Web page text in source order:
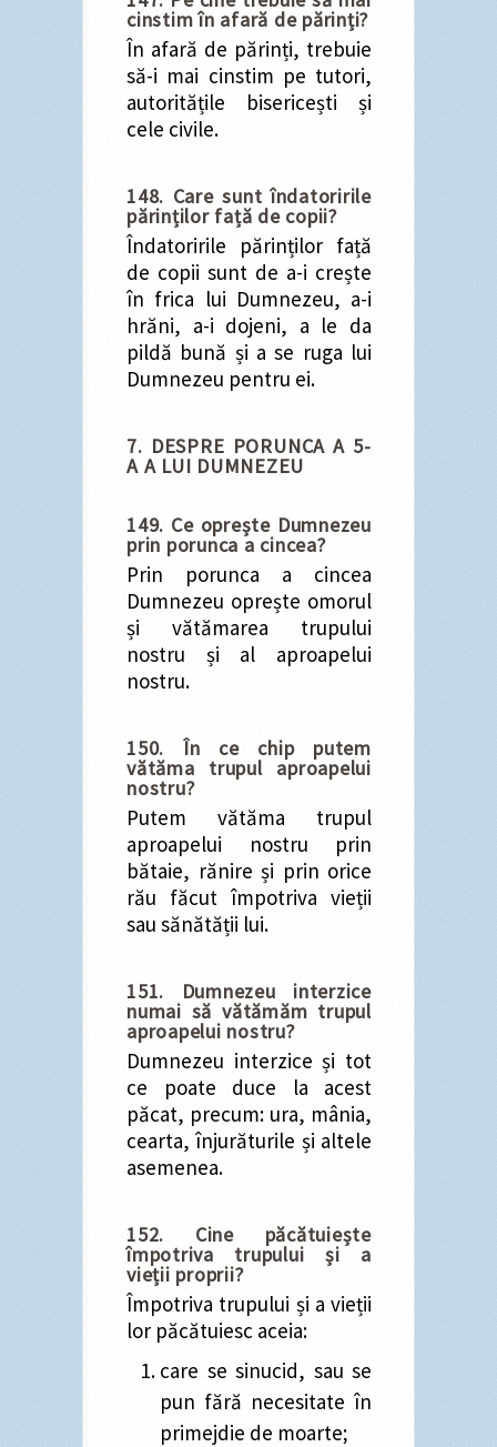
cinstim în afară de părinți?
În afară de părinți, trebuie
să-i mai cinstim pe tutori,
autoritățile bisericești și
cele civile.
148. Care sunt îndatoririle
părinților față de copii?
Îndatoririle părinților față
de copii sunt de a-i crește
în frica lui Dumnezeu, a-i
hrăni, a-i dojeni, a le da
pildă bună și a se ruga lui
Dumnezeu pentru ei.
7. DESPRE PORUNCA A 5-
A A LUI DUMNEZEU
149. Ce oprește Dumnezeu
prin porunca a cincea?
Prin porunca a cincea
Dumnezeu oprește omorul
și vătămarea trupului
nostru și al aproapelui
nostru.
150. În ce chip putem
vătăma trupul aproapelui
nostru?
Putem vătăma trupul
aproapelui nostru prin
bătaie, rănire și prin orice
rău făcut împotriva vieții
sau sănătății lui.
151. Dumnezeu interzice
numai să vătămăm trupul
aproapelui nostru?
Dumnezeu interzice și tot
ce poate duce la acest
păcat, precum: ura, mânia,
cearta, înjurăturile și altele
asemenea.
152. Cine păcătuiește
împotriva trupului și a
vieții proprii?
Împotriva trupului și a vieții
lor păcătuiesc aceia:
care se sinucid, sau se
pun fără necesitate în
primejdie de moarte;